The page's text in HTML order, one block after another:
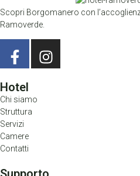
Scopri Borgomanero con
Ramoverde.
Hotel
Chi siamo
Struttura
Servizi
Camere
Contatti